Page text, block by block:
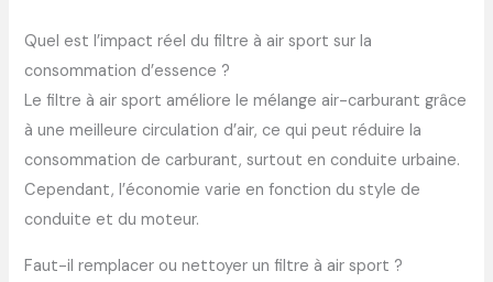
Quel est l’impact réel du filtre à air sport sur la
consommation d’essence ?
Le filtre à air sport améliore le mélange air-carburant grâce
à une meilleure circulation d’air, ce qui peut réduire la
consommation de carburant, surtout en conduite urbaine.
Cependant, l’économie varie en fonction du style de
conduite et du moteur.
Faut-il remplacer ou nettoyer un filtre à air sport ?